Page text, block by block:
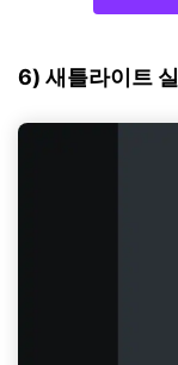
6) 새틀라이트